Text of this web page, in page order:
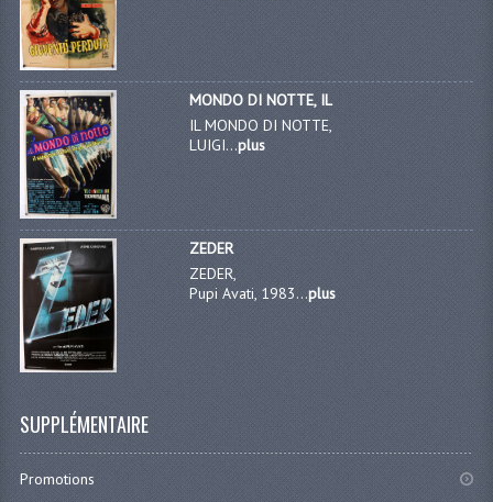
MONDO DI NOTTE, IL
IL MONDO DI NOTTE,
LUIGI...plus
ZEDER
ZEDER,
Pupi Avati, 1983...plus
SUPPLÉMENTAIRE
Promotions